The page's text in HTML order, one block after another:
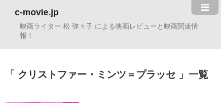
c-movie.jp
映画ライター 松 弥々子 による映画レビューと映画関連情
報！
クリストファー・ミンツ＝プラッセ 一覧